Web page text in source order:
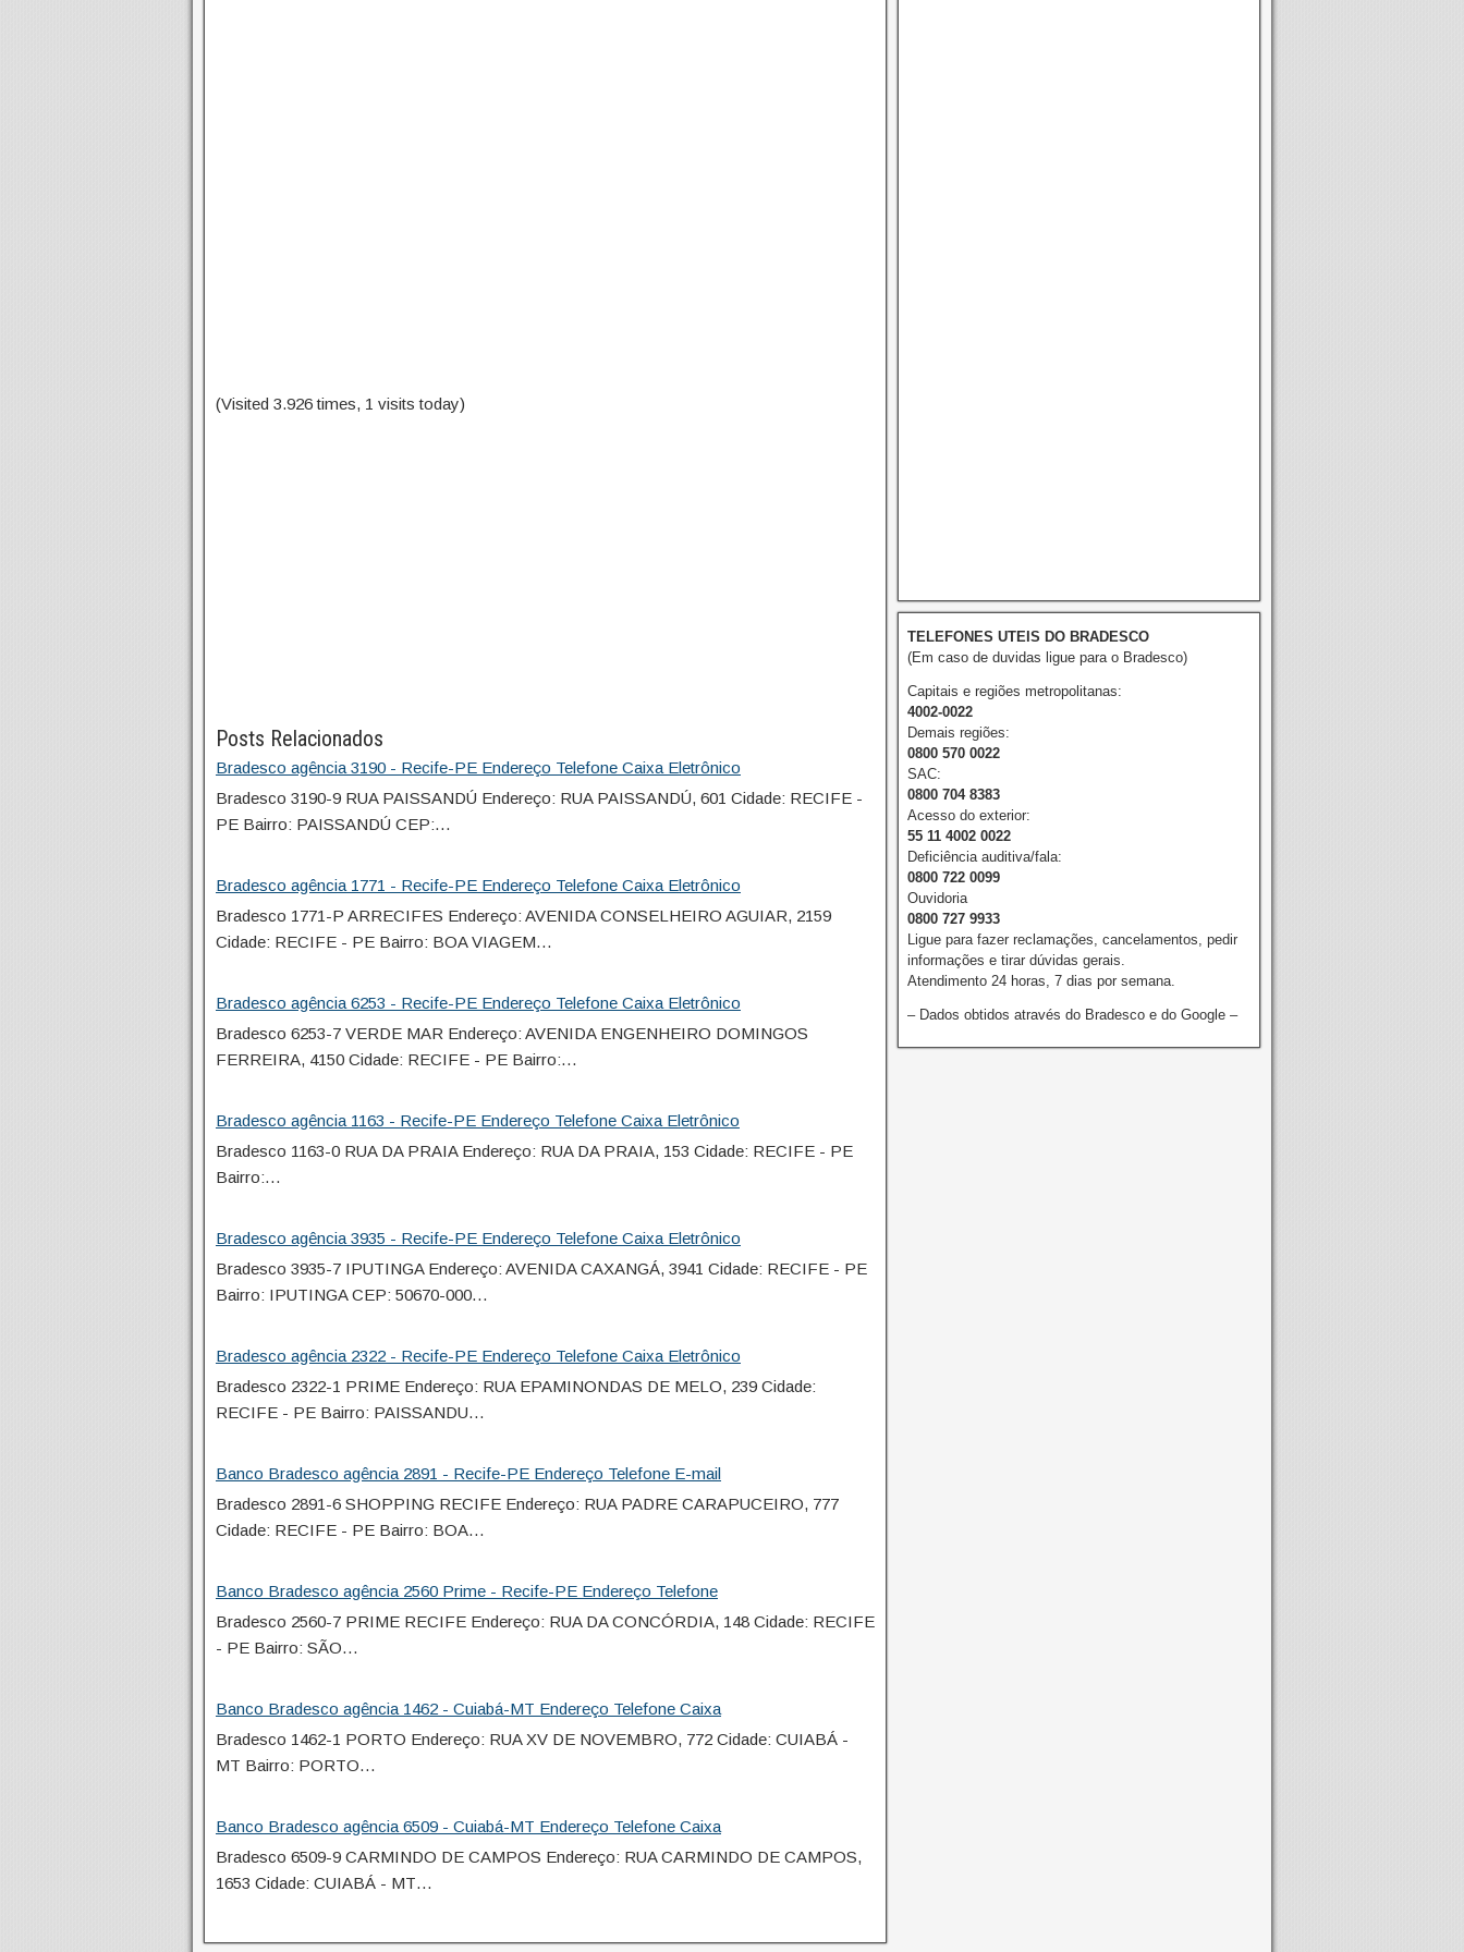
(Visited 3.926 times, 1 visits today)
Posts Relacionados
Bradesco agência 3190 - Recife-PE Endereço Telefone Caixa Eletrônico
Bradesco 3190-9 RUA PAISSANDÚ Endereço: RUA PAISSANDÚ, 601 Cidade: RECIFE -
PE Bairro: PAISSANDÚ CEP:…
Bradesco agência 1771 - Recife-PE Endereço Telefone Caixa Eletrônico
Bradesco 1771-P ARRECIFES Endereço: AVENIDA CONSELHEIRO AGUIAR, 2159
Cidade: RECIFE - PE Bairro: BOA VIAGEM…
Bradesco agência 6253 - Recife-PE Endereço Telefone Caixa Eletrônico
Bradesco 6253-7 VERDE MAR Endereço: AVENIDA ENGENHEIRO DOMINGOS
FERREIRA, 4150 Cidade: RECIFE - PE Bairro:…
Bradesco agência 1163 - Recife-PE Endereço Telefone Caixa Eletrônico
Bradesco 1163-0 RUA DA PRAIA Endereço: RUA DA PRAIA, 153 Cidade: RECIFE - PE
Bairro:…
Bradesco agência 3935 - Recife-PE Endereço Telefone Caixa Eletrônico
Bradesco 3935-7 IPUTINGA Endereço: AVENIDA CAXANGÁ, 3941 Cidade: RECIFE - PE
Bairro: IPUTINGA CEP: 50670-000…
Bradesco agência 2322 - Recife-PE Endereço Telefone Caixa Eletrônico
Bradesco 2322-1 PRIME Endereço: RUA EPAMINONDAS DE MELO, 239 Cidade:
RECIFE - PE Bairro: PAISSANDU…
Banco Bradesco agência 2891 - Recife-PE Endereço Telefone E-mail
Bradesco 2891-6 SHOPPING RECIFE Endereço: RUA PADRE CARAPUCEIRO, 777
Cidade: RECIFE - PE Bairro: BOA…
Banco Bradesco agência 2560 Prime - Recife-PE Endereço Telefone
Bradesco 2560-7 PRIME RECIFE Endereço: RUA DA CONCÓRDIA, 148 Cidade: RECIFE
- PE Bairro: SÃO…
Banco Bradesco agência 1462 - Cuiabá-MT Endereço Telefone Caixa
Bradesco 1462-1 PORTO Endereço: RUA XV DE NOVEMBRO, 772 Cidade: CUIABÁ -
MT Bairro: PORTO…
Banco Bradesco agência 6509 - Cuiabá-MT Endereço Telefone Caixa
Bradesco 6509-9 CARMINDO DE CAMPOS Endereço: RUA CARMINDO DE CAMPOS,
1653 Cidade: CUIABÁ - MT…
TELEFONES UTEIS DO BRADESCO
(Em caso de duvidas ligue para o Bradesco)
Capitais e regiões metropolitanas:
4002-0022
Demais regiões:
0800 570 0022
SAC:
0800 704 8383
Acesso do exterior:
55 11 4002 0022
Deficiência auditiva/fala:
0800 722 0099
Ouvidoria
0800 727 9933
Ligue para fazer reclamações, cancelamentos, pedir
informações e tirar dúvidas gerais.
Atendimento 24 horas, 7 dias por semana.
– Dados obtidos através do Bradesco e do Google –